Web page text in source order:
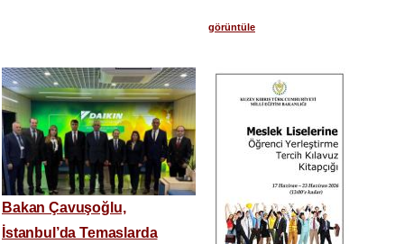
görüntüle
Bakan Çavuşoğlu,
İstanbul’da Temaslarda